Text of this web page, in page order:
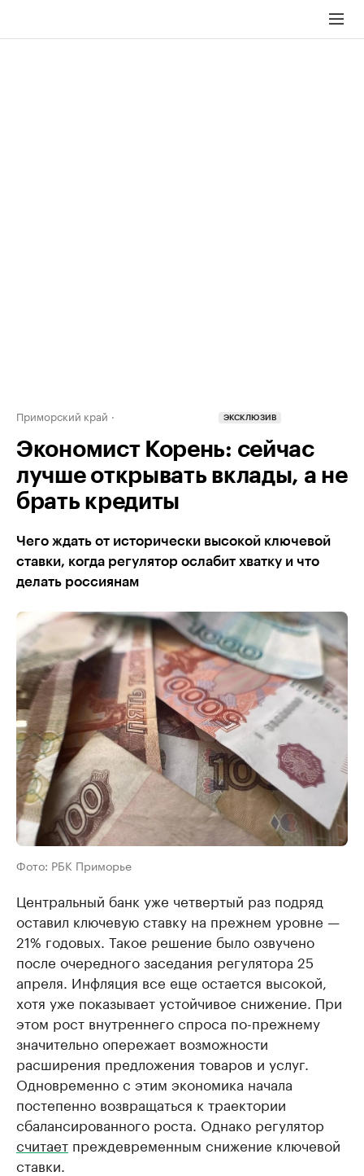
Приморский край ЭКСКЛЮЗИВ
Экономист Корень: сейчас
лучше открывать вклады, а не
брать кредиты
Чего ждать от исторически высокой ключевой
ставки, когда регулятор ослабит хватку и что
делать россиянам
Фото: РБК Приморье
Центральный банк уже четвертый раз подряд
оставил ключевую ставку на прежнем уровне —
21% годовых. Такое решение было озвучено
после очередного заседания регулятора 25
апреля. Инфляция все еще остается высокой,
хотя уже показывает устойчивое снижение. При
этом рост внутреннего спроса по-прежнему
значительно опережает возможности
расширения предложения товаров и услуг.
Одновременно с этим экономика начала
постепенно возвращаться к траектории
сбалансированного роста. Однако регулятор
считает преждевременным снижение ключевой
ставки.